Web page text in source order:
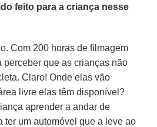
feito para a criança nesse
Com 200 horas de filmagem
perceber que as crianças não
Claro! Onde elas vão
livre elas têm disponível?
aprender a andar de
ter um automóvel que a leve ao